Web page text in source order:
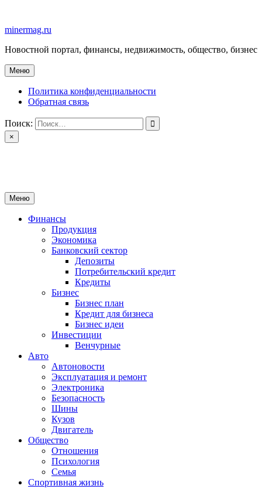
содержимому
minermag.ru
Новостной портал, финансы, недвижимость, общество, бизнес
Меню
Политика конфиденциальности
Обратная связь
Поиск:
×
Меню
Финансы
Продукция
Экономика
Банковский сектор
Депозиты
Потребительский кредит
Кредиты
Бизнес
Бизнес план
Кредит для бизнеса
Бизнес идеи
Инвестиции
Венчурные
Авто
Автоновости
Эксплуатация и ремонт
Электроника
Безопасность
Шины
Кузов
Двигатель
Общество
Отношения
Психология
Семья
Спортивная жизнь